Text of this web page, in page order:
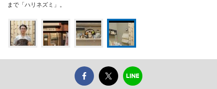
まで「ハリネズミ」。